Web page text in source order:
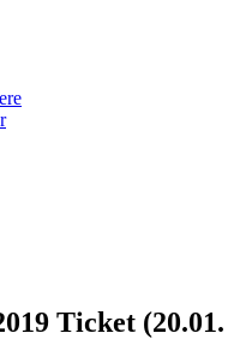
Ticket (20.01.